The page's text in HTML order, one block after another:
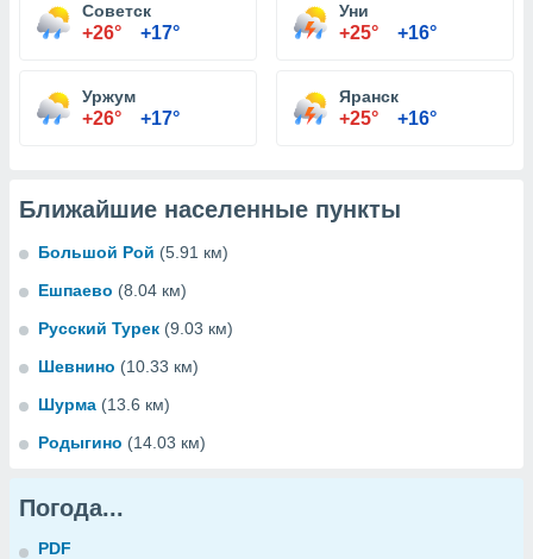
Советск
+26° +17°
Уни
+25° +16°
Уржум
+26° +17°
Яранск
+25° +16°
Ближайшие населенные пункты
Большой Рой (5.91 км)
Ешпаево (8.04 км)
Русский Турек (9.03 км)
Шевнино (10.33 км)
Шурма (13.6 км)
Родыгино (14.03 км)
Погода...
PDF